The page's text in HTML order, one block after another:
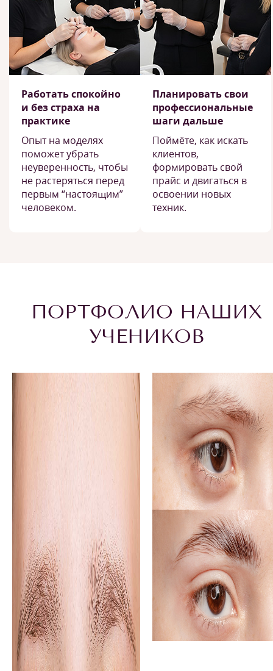
Работать спокойно
и без страха на
практике
Опыт на моделях
поможет убрать
неуверенность, чтобы
не растеряться перед
первым “настоящим”
человеком.
Планировать свои
профессиональные
шаги дальше
Поймёте, как искать
клиентов,
формировать свой
прайс и двигаться в
освоении новых
техник.
ПОРТФОЛИО НАШИХ
УЧЕНИКОВ